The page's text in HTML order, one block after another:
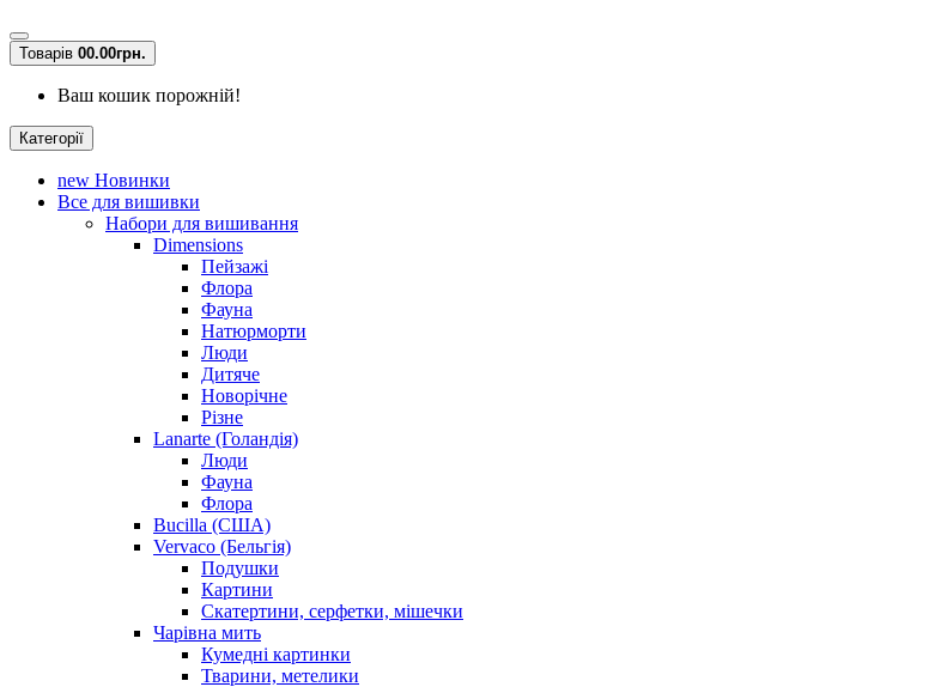
Товарів 00.00грн.
Ваш кошик порожній!
Категорії
new Новинки
Все для вишивки
Набори для вишивання
Dimensions
Пейзажі
Флора
Фауна
Натюрморти
Люди
Дитяче
Новорічне
Різне
Lanarte (Голандія)
Люди
Фауна
Флора
Bucilla (США)
Vervaco (Бельгія)
Подушки
Картини
Скатертини, серфетки, мішечки
Чарiвна мить
Кумедні картинки
Тварини, метелики